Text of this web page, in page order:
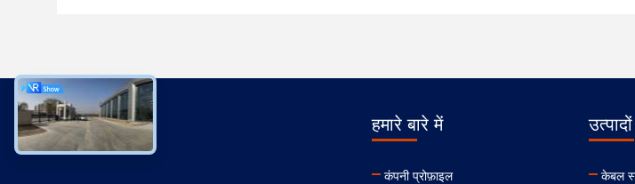
हमारे बारे में
कंपनी प्रोफ़ाइल
उत्पादों
केबल